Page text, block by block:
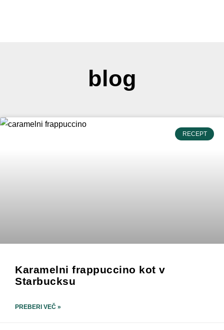
blog
RECEPT
Karamelni frappuccino kot v
Starbucksu
PREBERI VEČ »